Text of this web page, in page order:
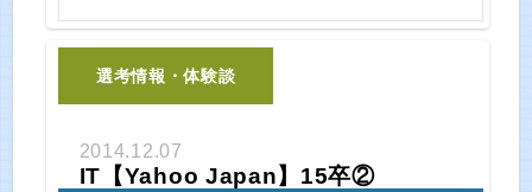
選考情報・体験談
2014.12.07
IT【Yahoo Japan】15卒②